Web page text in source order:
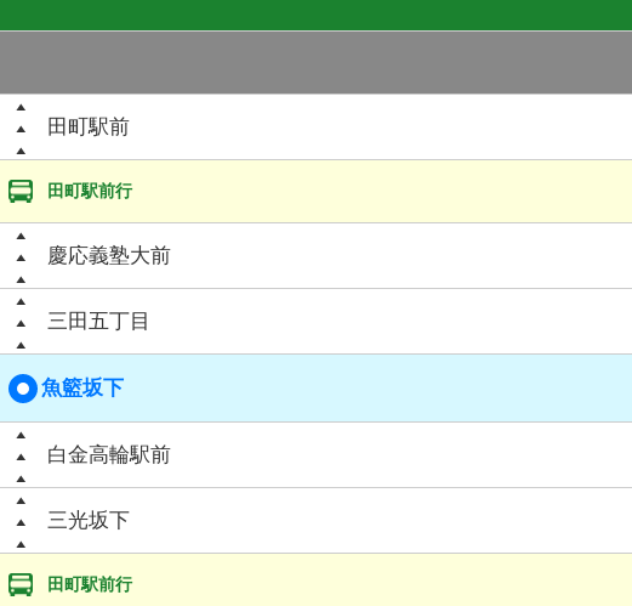
田町駅前
田町駅前行
慶応義塾大前
三田五丁目
魚籃坂下
白金高輪駅前
三光坂下
田町駅前行